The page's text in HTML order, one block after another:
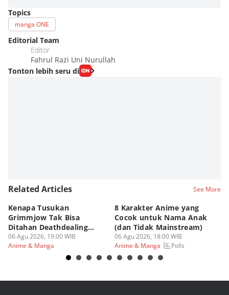
Topics
manga ONE
Editorial Team
Editor
Fahrul Razi Uni Nurullah
Tonton lebih seru di
Related Articles See More
Kenapa Tusukan
Grimmjow Tak Bisa
Ditahan Deathdealing
Askin Bleach?
06 Agu 2026, 19:00 WIB
Anime & Manga
8 Karakter Anime yang
Cocok untuk Nama Anak
(dan Tidak Mainstream)
06 Agu 2026, 18:00 WIB
Anime & Manga
Polls